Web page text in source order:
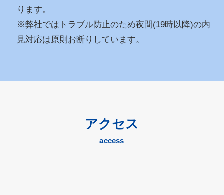
ります。
※弊社ではトラブル防止のため夜間(19時以降)の内
見対応は原則お断りしています。
アクセス
access